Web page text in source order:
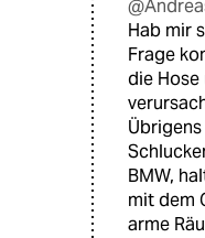
Hab mir
Frage
die
BMW,
mit dem
arme